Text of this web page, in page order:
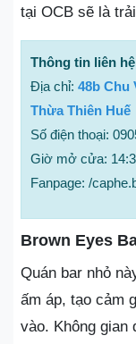
tại OCB sẽ là
Thông tin liên hệ
Địa chỉ: 48b Chu
Thừa Thiên Huế
Số điện thoại:
Giờ mở cửa:
Fanpage: /
Brown Eyes
Quán bar nhỏ
ấm áp, tạo cảm
vào. Không